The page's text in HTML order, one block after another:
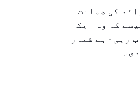
کی ضمانت
کہ وہ ایک
رہی - بے شمار